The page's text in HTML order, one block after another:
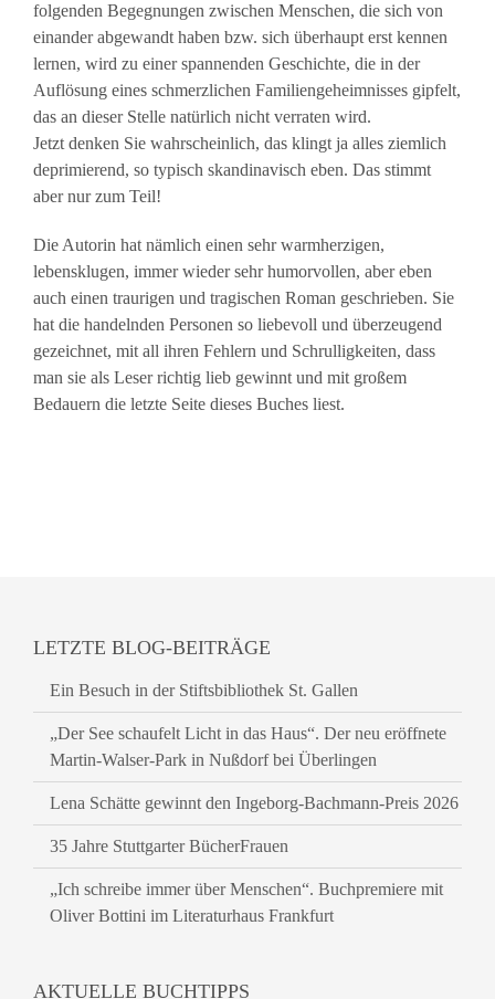
folgenden Begegnungen zwischen Menschen, die sich von
einander abgewandt haben bzw. sich überhaupt erst kennen
lernen, wird zu einer spannenden Geschichte, die in der
Auflösung eines schmerzlichen Familiengeheimnisses gipfelt,
das an dieser Stelle natürlich nicht verraten wird.
Jetzt denken Sie wahrscheinlich, das klingt ja alles ziemlich
deprimierend, so typisch skandinavisch eben. Das stimmt
aber nur zum Teil!
Die Autorin hat nämlich einen sehr warmherzigen,
lebensklugen, immer wieder sehr humorvollen, aber eben
auch einen traurigen und tragischen Roman geschrieben. Sie
hat die handelnden Personen so liebevoll und überzeugend
gezeichnet, mit all ihren Fehlern und Schrulligkeiten, dass
man sie als Leser richtig lieb gewinnt und mit großem
Bedauern die letzte Seite dieses Buches liest.
LETZTE BLOG-BEITRÄGE
Ein Besuch in der Stiftsbibliothek St. Gallen
„Der See schaufelt Licht in das Haus“. Der neu eröffnete
Martin-Walser-Park in Nußdorf bei Überlingen
Lena Schätte gewinnt den Ingeborg-Bachmann-Preis 2026
35 Jahre Stuttgarter BücherFrauen
„Ich schreibe immer über Menschen“. Buchpremiere mit
Oliver Bottini im Literaturhaus Frankfurt
AKTUELLE BUCHTIPPS